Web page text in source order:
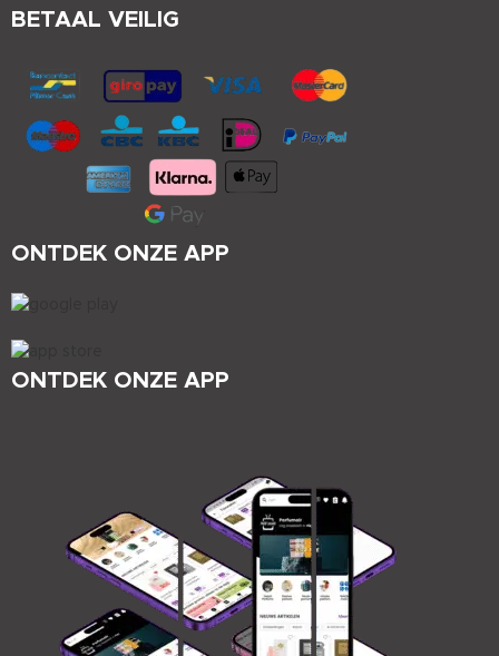
ONTDEK ONZE APP
ONTDEK ONZE APP
BETAAL VEILIG